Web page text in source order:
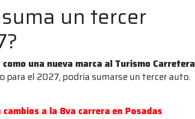
suma un tercer
una nueva marca al Turismo Carretera
para el 2027, podría sumarse un tercer auto.
a la 8va carrera en Posadas